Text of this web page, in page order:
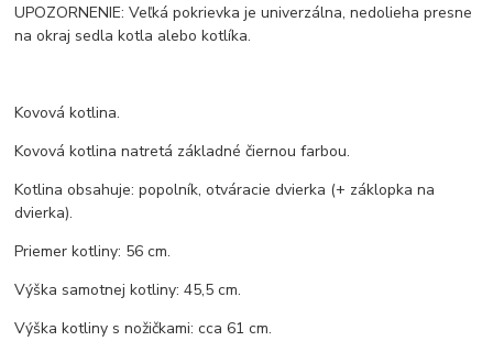
UPOZORNENIE: Veľká pokrievka je univerzálna, nedolieha presne
na okraj sedla kotla alebo kotlíka.
Kovová kotlina.
Kovová kotlina natretá základné čiernou farbou.
Kotlina obsahuje: popolník, otváracie dvierka (+ záklopka na
dvierka).
Priemer kotliny: 56 cm.
Výška samotnej kotliny: 45,5 cm.
Výška kotliny s nožičkami: cca 61 cm.